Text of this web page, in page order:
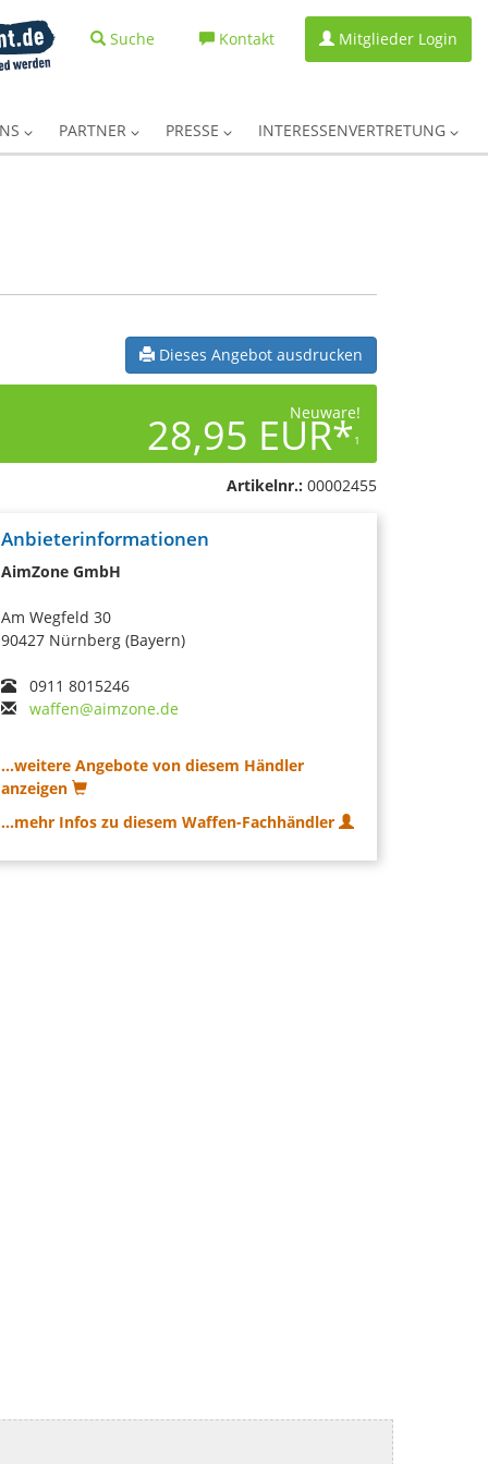
Suche Kontakt Mitglieder Login
PARTNER PRESSE INTERESSENVERTRETUNG
Dieses Angebot ausdrucken
Neuware!
28,95 EUR*1
Artikelnr.: 00002455
Anbieterinformationen
AimZone GmbH
Am Wegfeld 30
90427 Nürnberg (Bayern)
0911 8015246
waffen@aimzone.de
...weitere Angebote von diesem Händler
anzeigen
...mehr Infos zu diesem Waffen-Fachhändler